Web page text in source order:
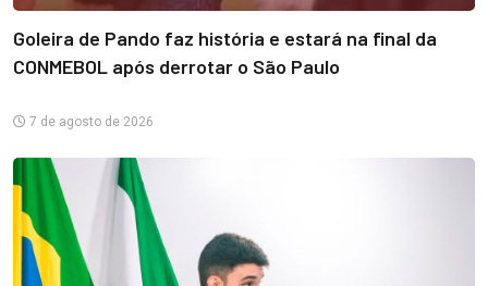
Goleira de Pando faz história e estará na final da
CONMEBOL após derrotar o São Paulo
7 de agosto de 2026